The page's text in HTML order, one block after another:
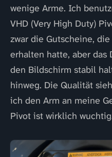
wenige Arme. Ich
VHD (Very High Duty)
zwar die Gutscheine,
erhalten hatte, aber das
den Bildschirm stabil
hinweg. Die Qualität
ich den Arm an meine
Pivot ist wirklich